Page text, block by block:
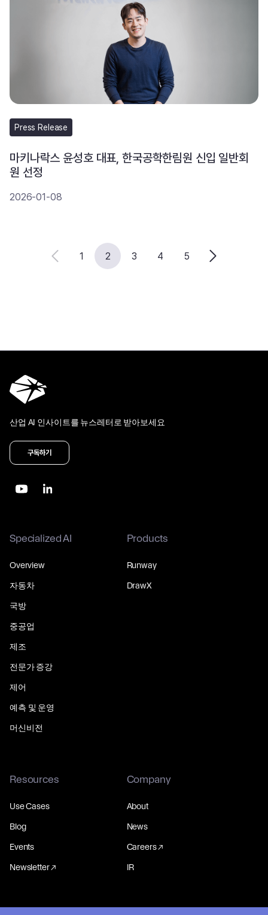
Press Release
마키나락스 윤성호 대표, 한국공학한림원 신입 일반회
원 선정
2026-01-08
1 2 3 4 5
산업 AI 인사이트를 뉴스레터로 받아보세요
구독하기
Specialized AI
Overview
자동차
국방
중공업
제조
전문가 증강
제어
예측 및 운영
머신비전
Products
Runway
DrawX
Resources
Use Cases
Blog
Events
Newsletter
Company
About
News
Careers
IR